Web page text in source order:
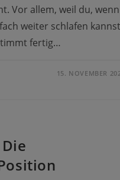
Vor allem, weil du, wenn
weiter schlafen
fertig…
15. NOVEMBER